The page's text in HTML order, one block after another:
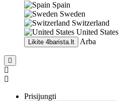
Spain
Sweden
Switzerland
United States
Likite 4barista.lt Arba
Prisijungti